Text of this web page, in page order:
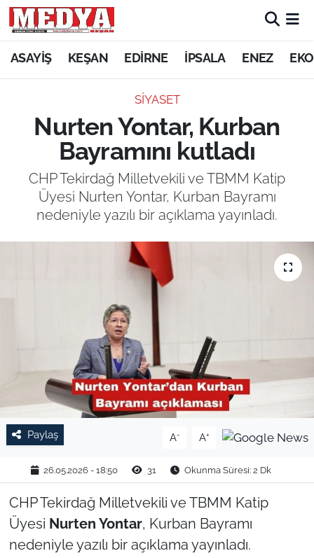
ASAYİŞ KEŞAN EDİRNE İPSALA ENEZ
SİYASET
Nurten Yontar, Kurban
Bayramını kutladı
CHP Tekirdağ Milletvekili ve TBMM Katip
Üyesi Nurten Yontar, Kurban Bayramı
nedeniyle yazılı bir açıklama yayınladı.
Paylaş A- A+
26.05.2026 - 18:50 31 Okunma Süresi: 2 Dk
CHP Tekirdağ Milletvekili ve TBMM Katip
Üyesi Nurten Yontar, Kurban Bayramı
nedeniyle yazılı bir açıklama yayınladı.
KEŞAN
ASAYİŞ
SİYASET
GÜNDEM
TARIM VE HAYVANCILIK
KÜLTÜR SANAT
RESMİ İLAN
SPOR
YAŞAM
EDİRNE
TEKİRDAĞ